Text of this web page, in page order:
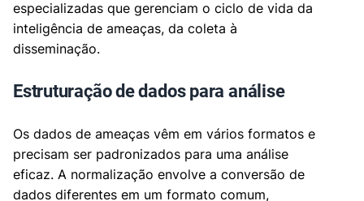
especializadas que gerenciam o ciclo de vida da
inteligência de ameaças, da coleta à
disseminação.
Estruturação de dados para análise
Os dados de ameaças vêm em vários formatos e
precisam ser padronizados para uma análise
eficaz. A normalização envolve a conversão de
dados diferentes em um formato comum,